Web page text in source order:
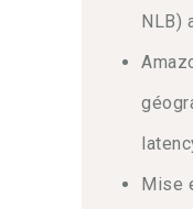
gestion des
que le
performant
DevOps,
NLB)
Mise